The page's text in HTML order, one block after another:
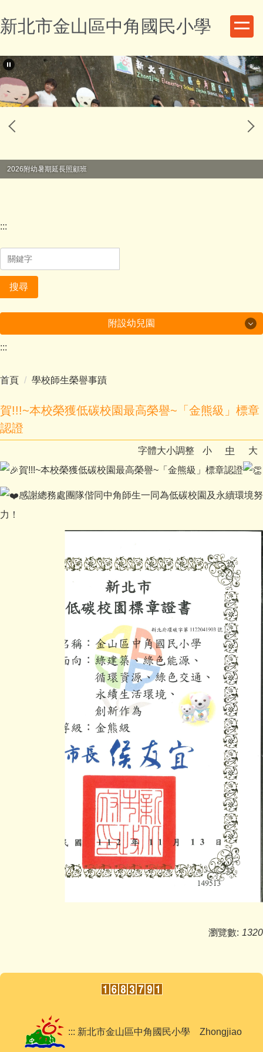
到
主
內
容
區
新北市金山區中角國民小學
2026附幼暑期延長照顧班
:::
搜尋
附設幼兒園
行政及成果
課程計畫
多元學習
家庭教育成果
附設幼兒園
線上學習專區
附設幼兒園活動Facebook連結
:::
首頁 學校師生榮譽事蹟
賀!!!~本校榮獲低碳校園最高榮譽~「金熊級」標章
認證
字體大小調整 小 中
大
賀!!!~本校榮獲低碳校園最高榮譽~「金熊級」標章認證
感謝總務處團隊偕同中角師生一同為低碳校園及永續環境努
力！
瀏覽數: 1320
::: 新北市金山區中角國民小學 Zhongjiao